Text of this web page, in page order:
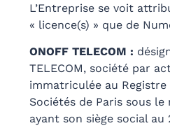
L’Entreprise se voit
« licence(s) » que de
ONOFF TELECOM :
TELECOM, société par
immatriculée au
Sociétés de Paris sous
ayant son siège social